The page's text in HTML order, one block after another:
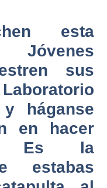
esta
sus
háganse
en hacer
Es la
estabas